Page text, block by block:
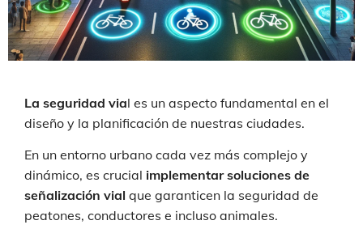
La seguridad vial es un aspecto fundamental en el
diseño y la planificación de nuestras ciudades.
En un entorno urbano cada vez más complejo y
dinámico, es crucial implementar soluciones de
señalización vial que garanticen la seguridad de
peatones, conductores e incluso animales.